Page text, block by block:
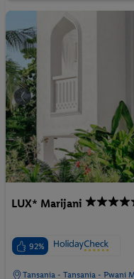
LUX* Marijani
92%
Tansania - Tansania - Pwani